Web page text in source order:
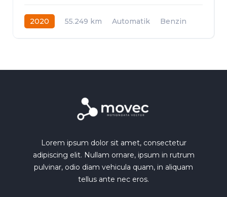
2020 55.249 km Automatik
Benzin
Lorem ipsum dolor sit amet, consectetur
adipiscing elit. Nullam ornare, ipsum in rutrum
pulvinar, odio diam vehicula quam, in aliquam
tellus ante nec eros.